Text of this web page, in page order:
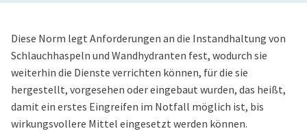
Diese Norm legt Anforderungen an die Instandhaltung von
Schlauchhaspeln und Wandhydranten fest, wodurch sie
weiterhin die Dienste verrichten können, für die sie
hergestellt, vorgesehen oder eingebaut wurden, das heißt,
damit ein erstes Eingreifen im Notfall möglich ist, bis
wirkungsvollere Mittel eingesetzt werden können.